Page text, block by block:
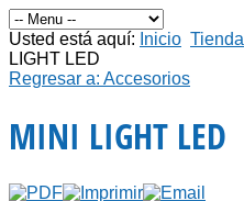
Usted está aquí: Inicio Tienda
LIGHT LED
Regresar a: Accesorios
MINI LIGHT LED